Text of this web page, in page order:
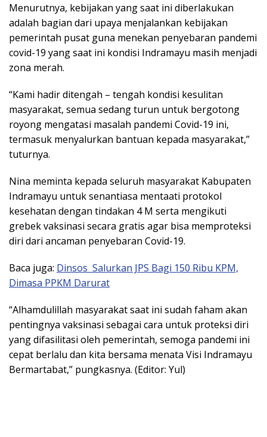
Menurutnya, kebijakan yang saat ini diberlakukan
adalah bagian dari upaya menjalankan kebijakan
pemerintah pusat guna menekan penyebaran pandemi
covid-19 yang saat ini kondisi Indramayu masih menjadi
zona merah.
“Kami hadir ditengah – tengah kondisi kesulitan
masyarakat, semua sedang turun untuk bergotong
royong mengatasi masalah pandemi Covid-19 ini,
termasuk menyalurkan bantuan kepada masyarakat,”
tuturnya.
Nina meminta kepada seluruh masyarakat Kabupaten
Indramayu untuk senantiasa mentaati protokol
kesehatan dengan tindakan 4 M serta mengikuti
grebek vaksinasi secara gratis agar bisa memproteksi
diri dari ancaman penyebaran Covid-19.
Baca juga: Dinsos Salurkan JPS Bagi 150 Ribu KPM,
Dimasa PPKM Darurat
“Alhamdulillah masyarakat saat ini sudah faham akan
pentingnya vaksinasi sebagai cara untuk proteksi diri
yang difasilitasi oleh pemerintah, semoga pandemi ini
cepat berlalu dan kita bersama menata Visi Indramayu
Bermartabat,” pungkasnya. (Editor: Yul)